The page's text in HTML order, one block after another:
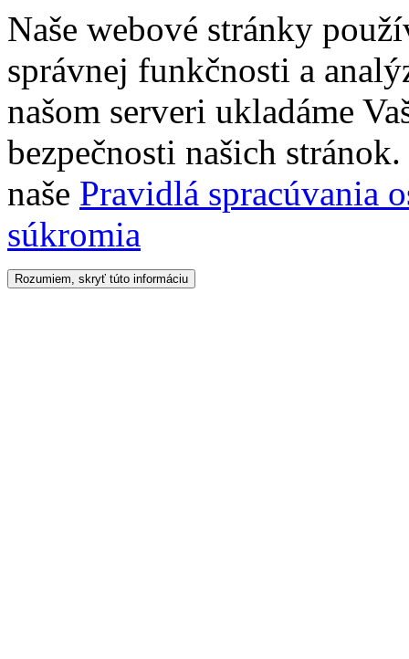
Naše webové stránky
správnej funkčnosti a
našom serveri ukladáme
bezpečnosti našich
naše Pravidlá spracúvania
súkromia
Rozumiem, skryť túto informáciu